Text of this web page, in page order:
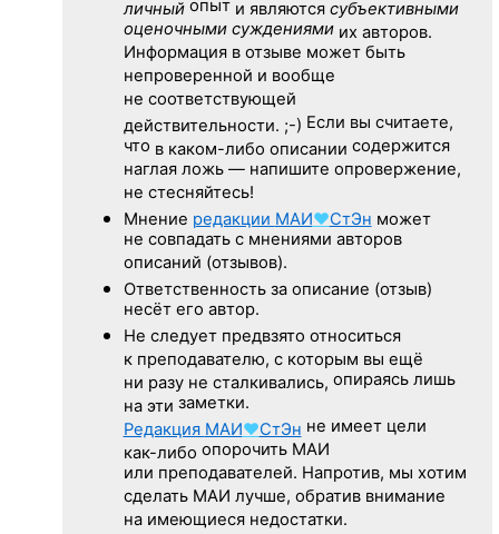
личныйопыт и являются субъективными
оценочными суждениямиих авторов.
Информация в отзыве может быть
непроверенной и вообще
не соответствующей
действительности. ;-) Если вы считаете,
что в каком-либо описании содержится
наглая ложь — напишите опровержение,
не стесняйтесь!
Мнение редакции МАИ♥СтЭн может
не совпадать с мнениями авторов
описаний (отзывов).
Ответственность за описание (отзыв)
несёт его автор.
Не следуетпредвзято относиться
к преподавателю, с которым вы ещё
ни разу не сталкивались, опираясь лишь
на эти заметки.
Редакция МАИ♥СтЭн не имеет цели
как-либо опорочить МАИ
или преподавателей. Напротив, мы хотим
сделать МАИ лучше, обратив внимание
на имеющиеся недостатки.